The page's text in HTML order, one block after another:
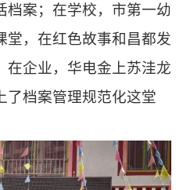
档案；在学校，市第一幼
堂，在红色故事和昌都发
在企业，华电金上苏洼龙
了档案管理规范化这堂